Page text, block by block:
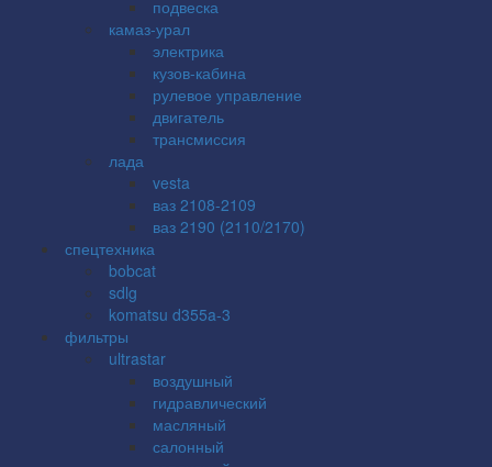
подвеска
камаз-урал
электрика
кузов-кабина
рулевое управление
двигатель
трансмиссия
лада
vesta
ваз 2108-2109
ваз 2190 (2110/2170)
спецтехника
bobcat
sdlg
komatsu d355a-3
фильтры
ultrastar
воздушный
гидравлический
масляный
салонный